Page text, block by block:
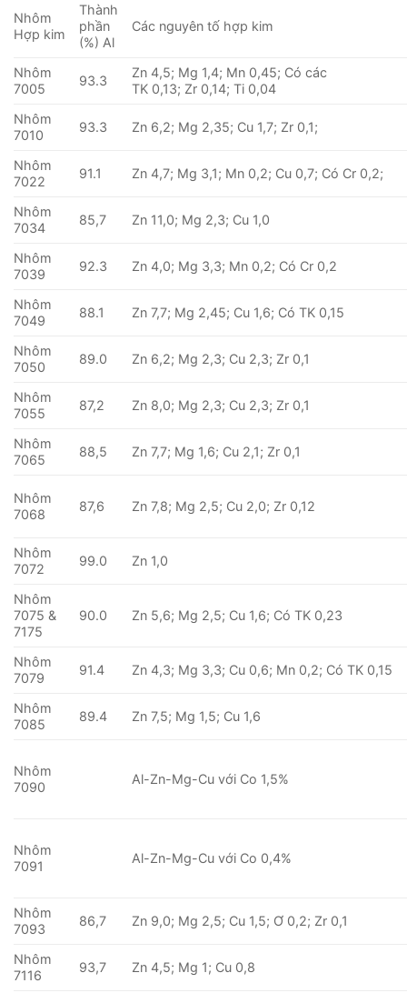
Nhôm
Hợp kim
Thành
phần
(%) Al
Các nguyên tố hợp kim
Nhôm
7005
93.3
Zn 4,5; Mg 1,4; Mn 0,45; Có các
TK 0,13; Zr 0,14; Ti 0,04
Nhôm
7010
93.3 Zn 6,2; Mg 2,35; Cu 1,7; Zr 0,1;
Nhôm
7022
91.1 Zn 4,7; Mg 3,1; Mn 0,2; Cu 0,7; Có Cr 0,2;
Nhôm
7034
85,7 Zn 11,0; Mg 2,3; Cu 1,0
Nhôm
7039
92.3 Zn 4,0; Mg 3,3; Mn 0,2; Có Cr 0,2
Nhôm
7049
88.1 Zn 7,7; Mg 2,45; Cu 1,6; Có TK 0,15
Nhôm
7050
89.0 Zn 6,2; Mg 2,3; Cu 2,3; Zr 0,1
Nhôm
7055
87,2 Zn 8,0; Mg 2,3; Cu 2,3; Zr 0,1
Nhôm
7065
88,5 Zn 7,7; Mg 1,6; Cu 2,1; Zr 0,1
Nhôm
7068
87,6 Zn 7,8; Mg 2,5; Cu 2,0; Zr 0,12
Nhôm
7072
99.0 Zn 1,0
Nhôm
7075 &
7175
90.0 Zn 5,6; Mg 2,5; Cu 1,6; Có TK 0,23
Nhôm
7079
91.4 Zn 4,3; Mg 3,3; Cu 0,6; Mn 0,2; Có TK 0,15
Nhôm
7085
89.4 Zn 7,5; Mg 1,5; Cu 1,6
Nhôm
7090
Al-Zn-Mg-Cu với Co 1,5%
Nhôm
7091
Al-Zn-Mg-Cu với Co 0,4%
Nhôm
7093
86,7 Zn 9,0; Mg 2,5; Cu 1,5; Ơ 0,2; Zr 0,1
Nhôm
7116
93,7 Zn 4,5; Mg 1; Cu 0,8